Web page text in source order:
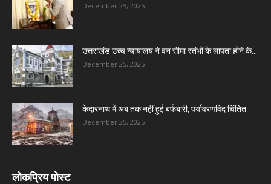
December 25, 2025
उत्तराखंड उच्च न्यायालय ने वन सीमा स्तंभों के लापता होने के...
December 25, 2025
केदारनाथ में अब तक नहीं हुई बर्फबारी, पर्यावरणविद चिंतित
December 25, 2025
लोकप्रिय पोस्ट